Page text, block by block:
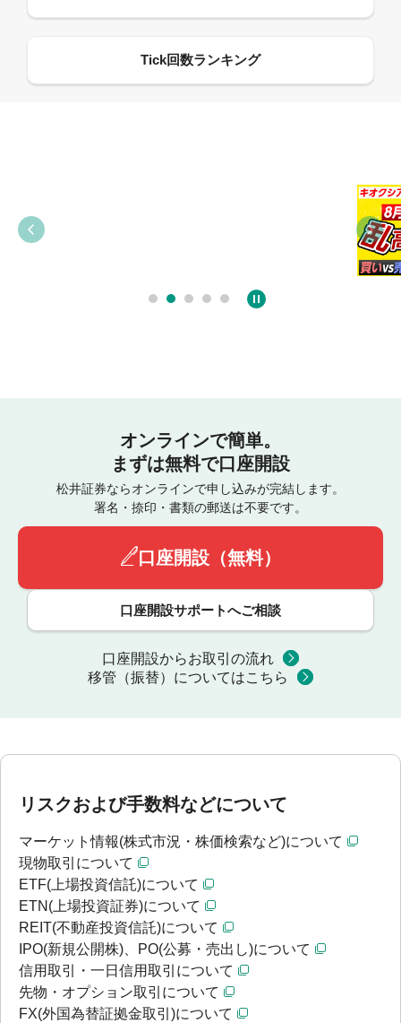
オンラインで簡単。
まずは無料で口座開設
松井証券ならオンラインで申し込みが完結します。
署名・捺印・書類の郵送は不要です。
口座開設（無料）
口座開設サポートへご相談
口座開設からお取引の流れ
移管（振替）についてはこちら
リスクおよび手数料などについて
マーケット情報(株式市況・株価検索など)について
現物取引について
ETF(上場投資信託)について
ETN(上場投資証券)について
REIT(不動産投資信託)について
IPO(新規公開株)、PO(公募・売出し)について
信用取引・一日信用取引について
先物・オプション取引について
FX(外国為替証拠金取引)について